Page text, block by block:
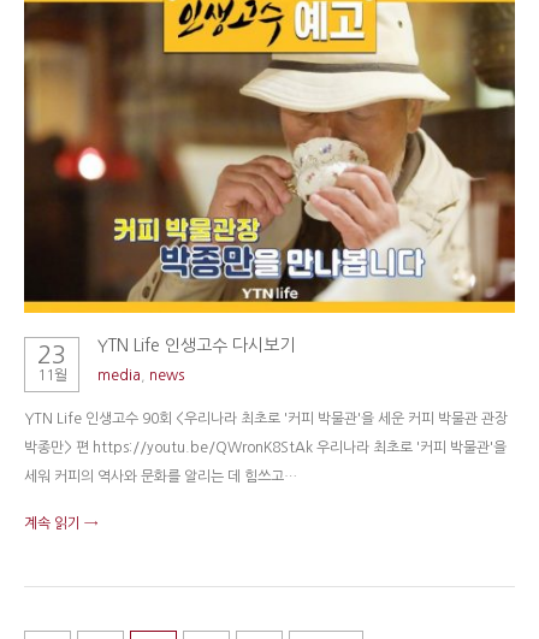
23
11월
YTN Life 인생고수 다시보기
media news
YTN Life 인생고수 90회 <우리나라 최초로 '커피 박물관'을 세운 커피 박물관 관장
박종만> 편 https://youtu.be/QWronK8StAk 우리나라 최초로 '커피 박물관'을
세워 커피의 역사와 문화를 알리는 데 힘쓰고…
계속 읽기 →